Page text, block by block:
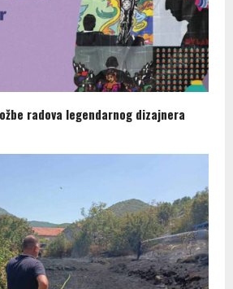
radova legendarnog dizajnera